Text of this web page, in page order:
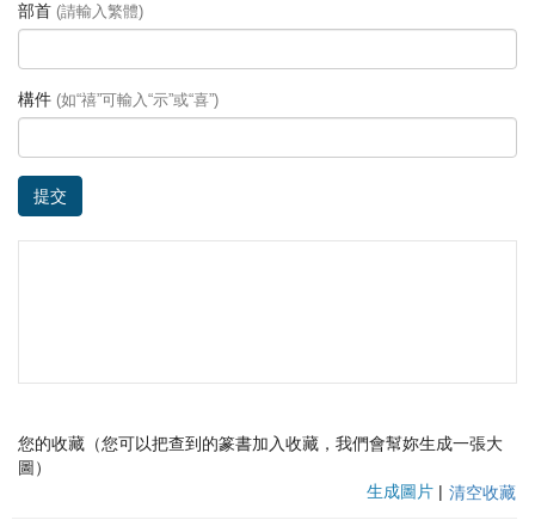
部首 (請輸入繁體)
構件 (如“禧”可輸入“示”或“喜”)
提交
您的收藏（您可以把查到的篆書加入收藏，我們會幫妳生成一張大
圖）
生成圖片 | 清空收藏